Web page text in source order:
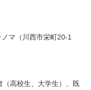
ノマ（川西市栄町20-1
（高校生、大学生）、既